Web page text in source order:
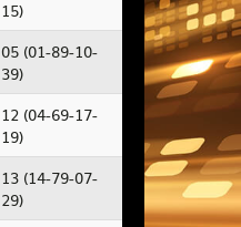
15)
05 (01-89-10-
39)
12 (04-69-17-
19)
13 (14-79-07-
29)